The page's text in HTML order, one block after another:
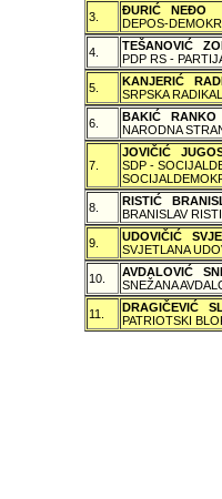
3.
ÐURIĆ NEÐO
DEPOS-
4.
TEŠANOVIĆ
PDP RS -
5.
KANJERIĆ
SRPSKA
6.
BAKIĆ RANKO
NARODNA
7.
JOVIČIĆ
SDP -
8.
RISTIĆ
BRANISLAV
9.
UDOVIČIĆ
SVJETLANA
10.
AVDALOVIĆ
SNEŽANA
11.
DRAGIČEVIĆ
PATRIOTSKI